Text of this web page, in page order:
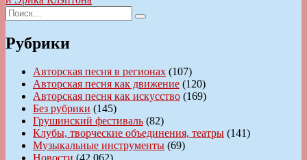
Искать:
Поиск
Рубрики
Авторская песня в регионах (107)
Авторская песня как движение (120)
Авторская песня как искусство (169)
Без рубрики (145)
Грушинский фестиваль (82)
Клубы, творческие объединения, театры (141)
Музыкальные инструменты (69)